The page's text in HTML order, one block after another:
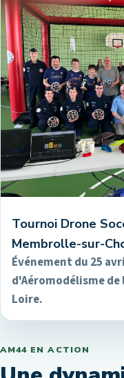
Tournoi Drone
Membrolle-sur-
Événement du 25
d'Aéromodélisme
Loire.
AM44 EN ACTION